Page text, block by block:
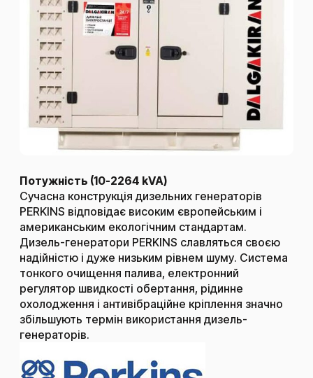
Потужність (10-2264 kVA)
Сучасна конструкція дизельних генераторів
PERKINS відповідає високим європейським і
американським екологічним стандартам.
Дизель-генератори PERKINS славляться своєю
надійністю і дуже низьким рівнем шуму. Система
тонкого очищення палива, електронний
регулятор швидкості обертання, рідинне
охолодження і антивібраційне кріплення значно
збільшують термін використання дизель-
генераторів.